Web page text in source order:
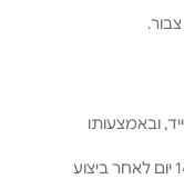
צבור.
ובאמצעותו
ניתן לבטל את הזמנתכם לא יאוחר מ-14 יום לאחר ביצוע